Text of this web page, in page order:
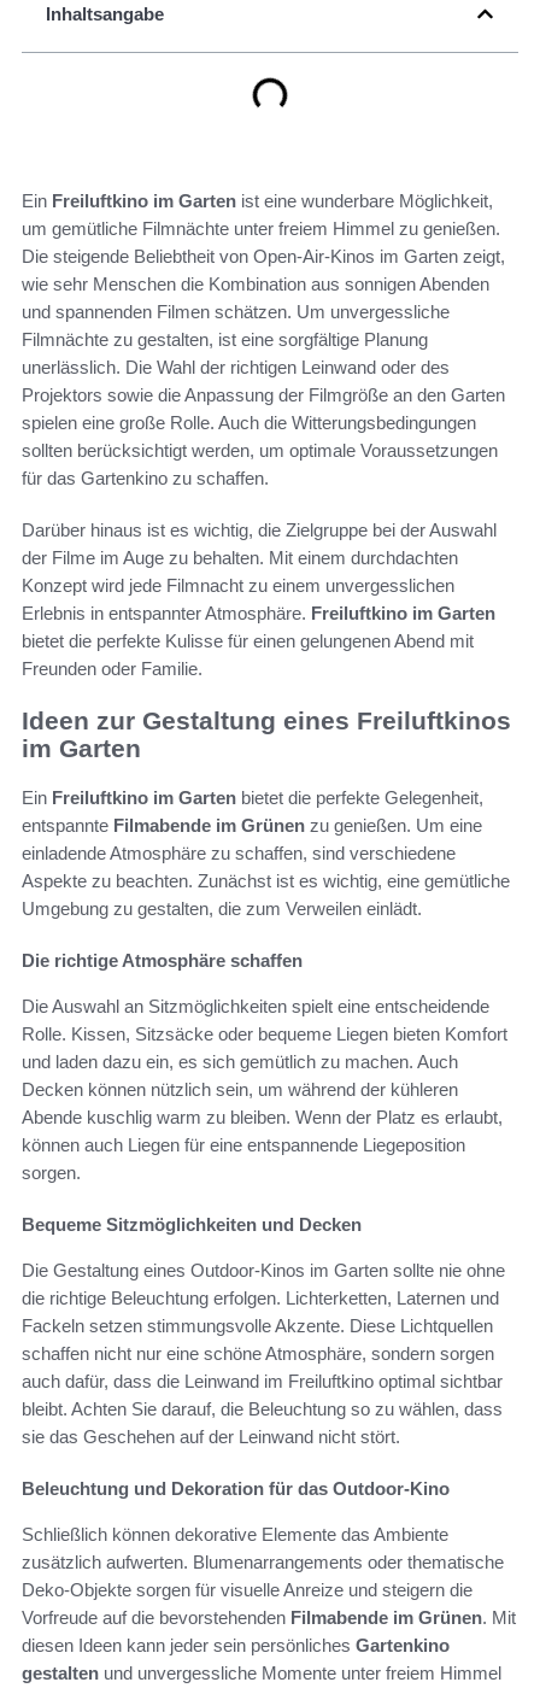
Inhaltsangabe
Ein Freiluftkino im Garten ist eine wunderbare Möglichkeit,
um gemütliche Filmnächte unter freiem Himmel zu genießen.
Die steigende Beliebtheit von Open-Air-Kinos im Garten zeigt,
wie sehr Menschen die Kombination aus sonnigen Abenden
und spannenden Filmen schätzen. Um unvergessliche
Filmnächte zu gestalten, ist eine sorgfältige Planung
unerlässlich. Die Wahl der richtigen Leinwand oder des
Projektors sowie die Anpassung der Filmgröße an den Garten
spielen eine große Rolle. Auch die Witterungsbedingungen
sollten berücksichtigt werden, um optimale Voraussetzungen
für das Gartenkino zu schaffen.
Darüber hinaus ist es wichtig, die Zielgruppe bei der Auswahl
der Filme im Auge zu behalten. Mit einem durchdachten
Konzept wird jede Filmnacht zu einem unvergesslichen
Erlebnis in entspannter Atmosphäre. Freiluftkino im Garten
bietet die perfekte Kulisse für einen gelungenen Abend mit
Freunden oder Familie.
Ideen zur Gestaltung eines Freiluftkinos
im Garten
Ein Freiluftkino im Garten bietet die perfekte Gelegenheit,
entspannte Filmabende im Grünen zu genießen. Um eine
einladende Atmosphäre zu schaffen, sind verschiedene
Aspekte zu beachten. Zunächst ist es wichtig, eine gemütliche
Umgebung zu gestalten, die zum Verweilen einlädt.
Die richtige Atmosphäre schaffen
Die Auswahl an Sitzmöglichkeiten spielt eine entscheidende
Rolle. Kissen, Sitzsäcke oder bequeme Liegen bieten Komfort
und laden dazu ein, es sich gemütlich zu machen. Auch
Decken können nützlich sein, um während der kühleren
Abende kuschlig warm zu bleiben. Wenn der Platz es erlaubt,
können auch Liegen für eine entspannende Liegeposition
sorgen.
Bequeme Sitzmöglichkeiten und Decken
Die Gestaltung eines Outdoor-Kinos im Garten sollte nie ohne
die richtige Beleuchtung erfolgen. Lichterketten, Laternen und
Fackeln setzen stimmungsvolle Akzente. Diese Lichtquellen
schaffen nicht nur eine schöne Atmosphäre, sondern sorgen
auch dafür, dass die Leinwand im Freiluftkino optimal sichtbar
bleibt. Achten Sie darauf, die Beleuchtung so zu wählen, dass
sie das Geschehen auf der Leinwand nicht stört.
Beleuchtung und Dekoration für das Outdoor-Kino
Schließlich können dekorative Elemente das Ambiente
zusätzlich aufwerten. Blumenarrangements oder thematische
Deko-Objekte sorgen für visuelle Anreize und steigern die
Vorfreude auf die bevorstehenden Filmabende im Grünen. Mit
diesen Ideen kann jeder sein persönliches Gartenkino
gestalten und unvergessliche Momente unter freiem Himmel